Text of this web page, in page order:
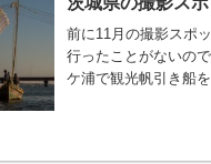
前に11月の撮影スポ
行ったことがないの
ケ浦で観光帆引き船